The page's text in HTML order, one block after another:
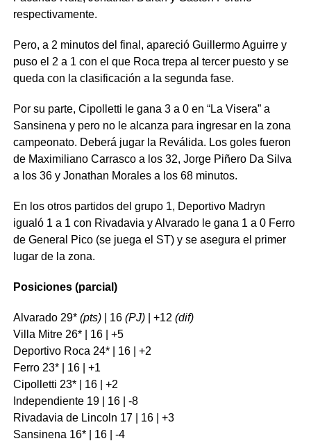
respectivamente.
Pero, a 2 minutos del final, apareció Guillermo Aguirre y
puso el 2 a 1 con el que Roca trepa al tercer puesto y se
queda con la clasificación a la segunda fase.
Por su parte, Cipolletti le gana 3 a 0 en “La Visera” a
Sansinena y pero no le alcanza para ingresar en la zona
campeonato. Deberá jugar la Reválida. Los goles fueron
de Maximiliano Carrasco a los 32, Jorge Piñero Da Silva
a los 36 y Jonathan Morales a los 68 minutos.
En los otros partidos del grupo 1, Deportivo Madryn
igualó 1 a 1 con Rivadavia y Alvarado le gana 1 a 0 Ferro
de General Pico (se juega el ST) y se asegura el primer
lugar de la zona.
Posiciones (parcial)
Alvarado 29* (pts)| 16 (PJ)| +12 (dif)
Villa Mitre 26* | 16 | +5
Deportivo Roca 24* | 16 | +2
Ferro 23* | 16 | +1
Cipolletti 23* | 16 | +2
Independiente 19 | 16 | -8
Rivadavia de Lincoln 17 | 16 | +3
Sansinena 16* | 16 | -4